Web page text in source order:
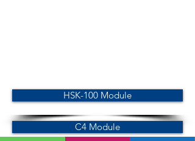
HSK-100 Module
C4 Module